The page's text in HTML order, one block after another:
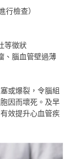
檢查）
等徵狀
、腦血管壁過薄
或爆裂，令腦組
因而壞死。及早
效提升心血管疾